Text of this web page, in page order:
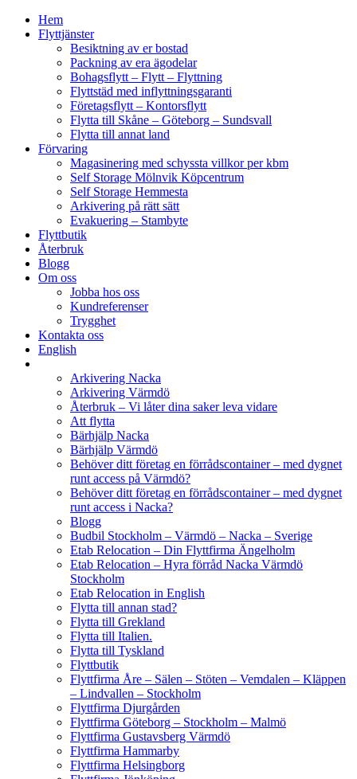
Hem
Flyttjänster
Besiktning av er bostad
Packning av era ägodelar
Bohagsflytt – Flytt – Flyttning
Flyttstäd med inflyttningsgaranti
Företagsflytt – Kontorsflytt
Flytta till Skåne – Göteborg – Sundsvall
Flytta till annat land
Förvaring
Magasinering med schyssta villkor per kbm
Self Storage Mölnvik Köpcentrum
Self Storage Hemmesta
Arkivering på rätt sätt
Evakuering – Stambyte
Flyttbutik
Återbruk
Blogg
Om oss
Jobba hos oss
Kundreferenser
Trygghet
Kontakta oss
English
Arkivering Nacka
Arkivering Värmdö
Återbruk – Vi låter dina saker leva vidare
Att flytta
Bärhjälp Nacka
Bärhjälp Värmdö
Behöver ditt företag en förrådscontainer – med dygnet
runt access på Värmdö?
Behöver ditt företag en förrådscontainer – med dygnet
runt access i Nacka?
Blogg
Budbil Stockholm – Värmdö – Nacka – Sverige
Etab Relocation – Din Flyttfirma Ängelholm
Etab Relocation – Hyra förråd Nacka Värmdö
Stockholm
Etab Relocation in English
Flytta till annan stad?
Flytta till Grekland
Flytta till Italien.
Flytta till Tyskland
Flyttbutik
Flyttfirma Åre – Sälen – Stöten – Vemdalen – Kläppen
– Lindvallen – Stockholm
Flyttfirma Djurgården
Flyttfirma Göteborg – Stockholm – Malmö
Flyttfirma Gustavsberg Värmdö
Flyttfirma Hammarby
Flyttfirma Helsingborg